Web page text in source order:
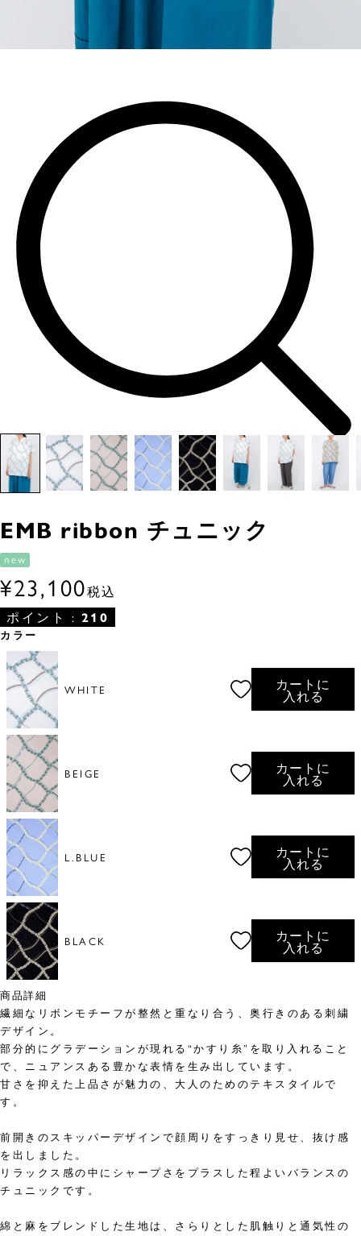
EMB ribbon チュニック
new
¥23,100税込
ポイント : 210
カラー
WHITE
カートに
入れる
BEIGE
カートに
入れる
L.BLUE
カートに
入れる
BLACK
カートに
入れる
商品詳細
繊細なリボンモチーフが整然と重なり合う、奥行きのある刺繍
デザイン。
部分的にグラデーションが現れる“かすり糸”を取り入れること
で、ニュアンスある豊かな表情を生み出しています。
甘さを抑えた上品さが魅力の、大人のためのテキスタイルで
す。
前開きのスキッパーデザインで顔周りをすっきり見せ、抜け感
を出しました。
リラックス感の中にシャープさをプラスした程よいバランスの
チュニックです。
綿と麻をブレンドした生地は、さらりとした肌触りと通気性の